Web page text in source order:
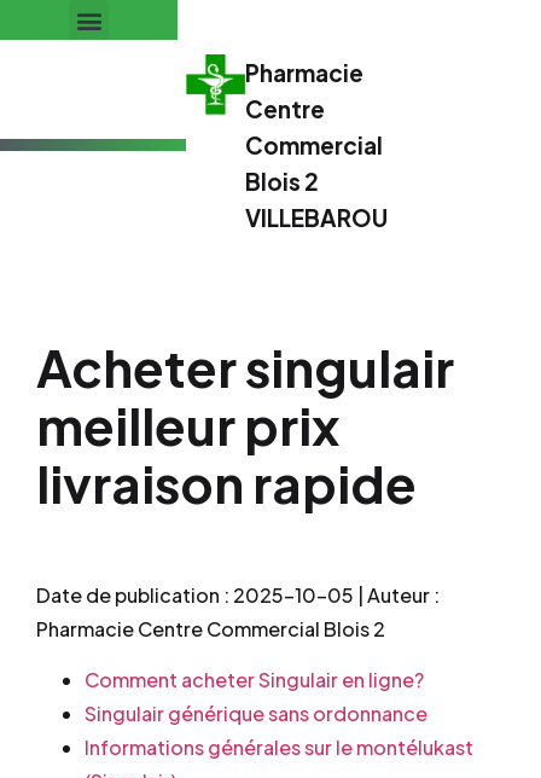
Pharmacie
Centre
Commercial
Blois 2
VILLEBAROU
Acheter singulair
meilleur prix
livraison rapide
Date de publication : 2025-10-05 | Auteur :
Pharmacie Centre Commercial Blois 2
Comment acheter Singulair en ligne?
Singulair générique sans ordonnance
Informations générales sur le montélukast